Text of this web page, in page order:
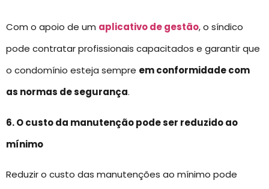
Com o apoio de um aplicativo de gestão, o síndico
pode contratar profissionais capacitados e garantir que
o condomínio esteja sempre em conformidade com
as normas de segurança.
6. O custo da manutenção pode ser reduzido ao
mínimo
Reduzir o custo das manutenções ao mínimo pode